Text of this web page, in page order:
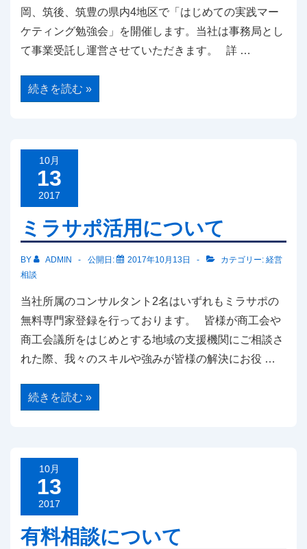
岡、筑後、筑豊の県内4地区で「はじめての実践マー
ケティング勉強会」を開催します。当社は事務局とし
て事業受託し運営させていただきます。 詳 …
は
じ
め
践
ィ
グ
勉
会
続きを読む »
10月
13
2017
ミラサポ活用について
BY ADMIN 公開日: 2017年10月13日 カテゴリー: 経営
相談
当社所属のコンサルタント2名はいずれもミラサポの
無料専門家登録を行っております。 皆様が商工会や
商工会議所をはじめとする地域の支援機関にご相談さ
れた際、我々のスキルや強みが皆様の解決にお役 …
ミ
ラ
サ
に
続きを読む »
10月
13
2017
有料相談について